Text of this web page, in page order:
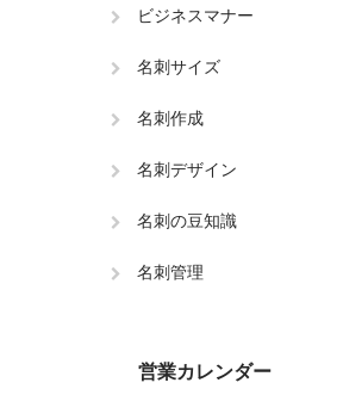
ビジネスマナー
名刺サイズ
名刺作成
名刺デザイン
名刺の豆知識
名刺管理
営業カレンダー